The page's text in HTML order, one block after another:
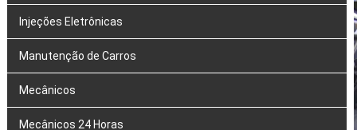
Injeções Eletrônicas
Manutenção de Carros
Mecânicos
Mecânicos 24 Horas